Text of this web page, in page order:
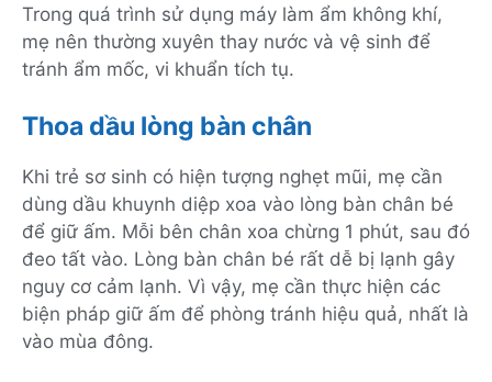
Trong quá trình sử dụng máy làm ẩm không khí,
mẹ nên thường xuyên thay nước và vệ sinh để
tránh ẩm mốc, vi khuẩn tích tụ.
Thoa dầu lòng bàn chân
Khi trẻ sơ sinh có hiện tượng nghẹt mũi, mẹ cần
dùng dầu khuynh diệp xoa vào lòng bàn chân bé
để giữ ấm. Mỗi bên chân xoa chừng 1 phút, sau đó
đeo tất vào. Lòng bàn chân bé rất dễ bị lạnh gây
nguy cơ cảm lạnh. Vì vậy, mẹ cần thực hiện các
biện pháp giữ ấm để phòng tránh hiệu quả, nhất là
vào mùa đông.